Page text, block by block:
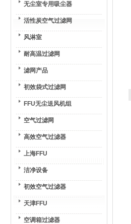
无尘室专用吸尘器
活性炭空气过滤网
风淋室
耐高温过滤网
滤网产品
初效袋式过滤网
FFU无尘送风机组
空气过滤网
高效空气过滤器
上海FFU
洁净设备
初效空气过滤器
天津FFU
空调箱过滤器